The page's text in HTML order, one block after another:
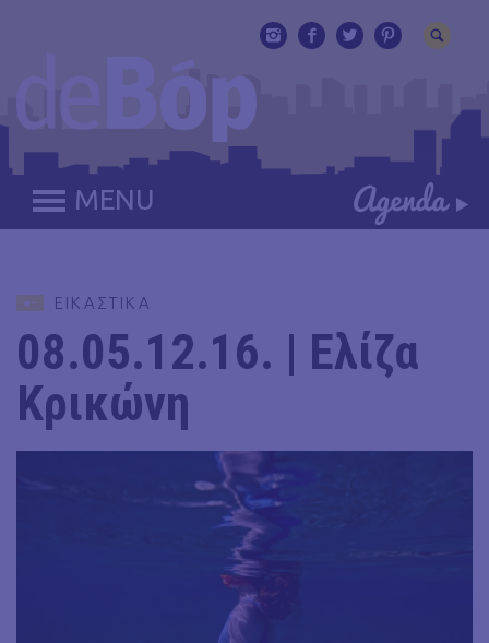
MENU
ΕΙΚΑΣΤΙΚΑ
08.05.12.16. | Ελίζα
Κρικώνη